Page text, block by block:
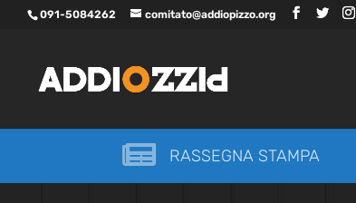
091-5084262 comitato@addiopizzo.org
 RASSEGNA STAMPA